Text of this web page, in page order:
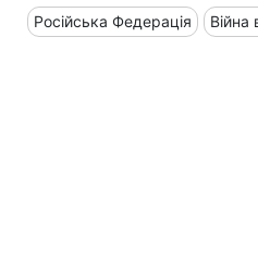
Російська Федерація Війна